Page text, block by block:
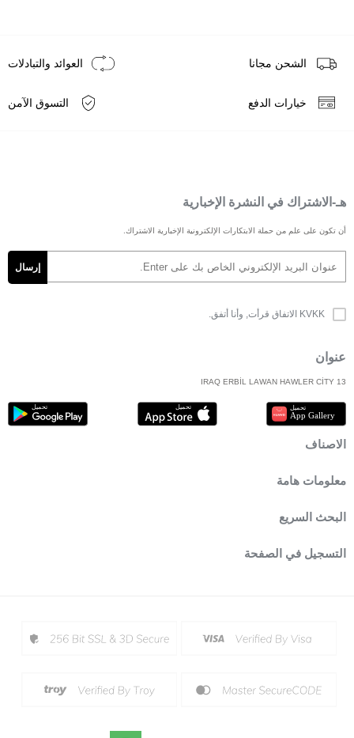
الشحن مجانا العوائد والتبادلات
خيارات الدفع التسوق الآمن
هـ-الاشتراك في النشرة الإخبارية
أن تكون على علم من حملة الابتكارات الإلكترونية الإخبارية الاشتراك.
KVKK الاتفاق قرأت, وأنا أتفق.
عنوان
IRAQ ERBİL LAWAN HAWLER CİTY 13
الاصناف
معلومات هامة
البحث السريع
التسجيل في الصفحة